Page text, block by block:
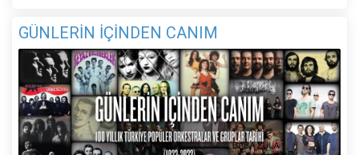
GÜNLERİN İÇİNDEN CANIM